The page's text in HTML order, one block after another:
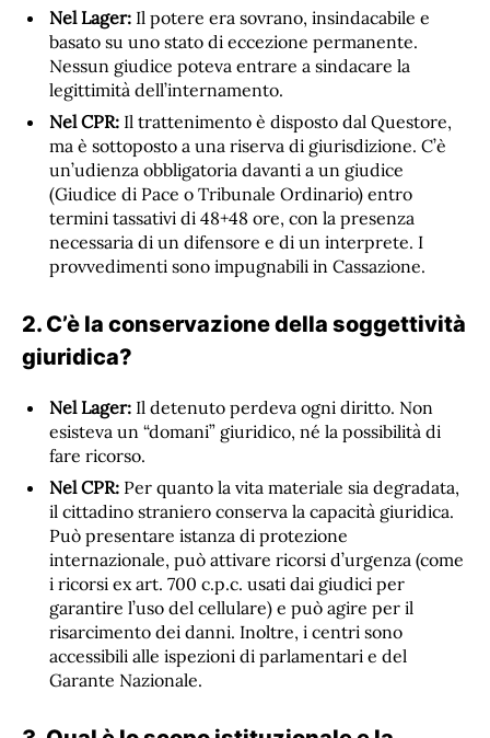
Nel Lager: Il potere era sovrano, insindacabile e
basato su uno stato di eccezione permanente.
Nessun giudice poteva entrare a sindacare la
legittimità dell’internamento.
Nel CPR: Il trattenimento è disposto dal Questore,
ma è sottoposto a una riserva di giurisdizione. C’è
un’udienza obbligatoria davanti a un giudice
(Giudice di Pace o Tribunale Ordinario) entro
termini tassativi di 48+48 ore, con la presenza
necessaria di un difensore e di un interprete. I
provvedimenti sono impugnabili in Cassazione.
2. C’è la conservazione della soggettività
giuridica?
Nel Lager: Il detenuto perdeva ogni diritto. Non
esisteva un “domani” giuridico, né la possibilità di
fare ricorso.
Nel CPR: Per quanto la vita materiale sia degradata,
il cittadino straniero conserva la capacità giuridica.
Può presentare istanza di protezione
internazionale, può attivare ricorsi d’urgenza (come
i ricorsi ex art. 700 c.p.c. usati dai giudici per
garantire l’uso del cellulare) e può agire per il
risarcimento dei danni. Inoltre, i centri sono
accessibili alle ispezioni di parlamentari e del
Garante Nazionale.